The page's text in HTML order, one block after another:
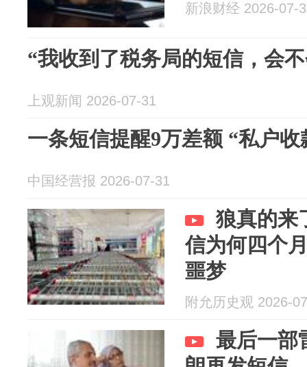
新浪财经 2026-07-
“我收到了税务局的短信，会
上观新闻 2026-07-31
一条短信提醒9万差额 “私户
中国经营报 2026-07-31
狼真的来
信为何四个
噩梦
附允历史观 2026-
最后一部